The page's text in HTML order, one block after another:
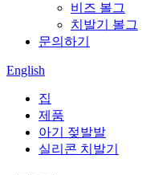
비즈 볼그
치발기 볼그
문의하기
English
집
제품
아기 젖발발
실리콘 치발기